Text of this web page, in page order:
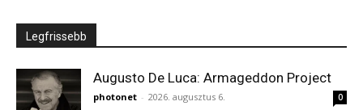
Legfrissebb
Augusto De Luca: Armageddon Project
photonet - 2026. augusztus 6. 0